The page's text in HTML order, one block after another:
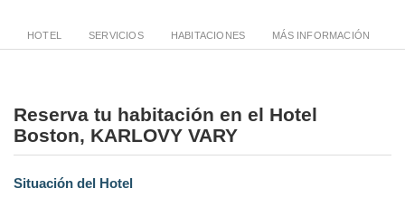
HOTEL SERVICIOS HABITACIONES MÁS INFORMACIÓN
Reserva tu habitación en el Hotel
Boston, KARLOVY VARY
Situación del Hotel